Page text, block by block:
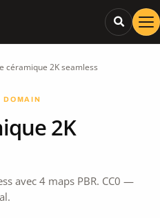
céramique 2K seamless
DOMAIN
2K
avec 4 maps PBR. CC0 —